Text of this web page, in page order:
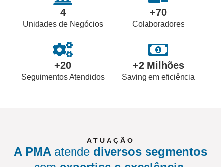
Unidades de Negócios
4
Colaboradores
+70
Seguimentos Atendidos
+20
Saving em eficiência
+2 Milhões
ATUAÇÃO
A PMA atende diversos segmentos